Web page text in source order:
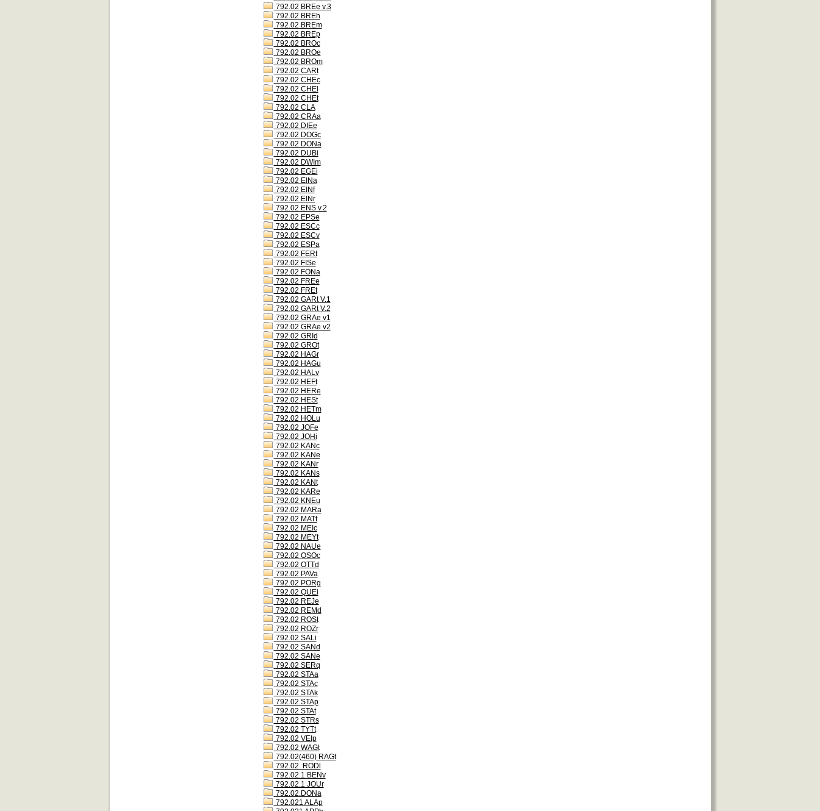
792.02 BREe v.3
792.02 BREh
792.02 BREm
792.02 BREp
792.02 BROc
792.02 BROe
792.02 BROm
792.02 CARt
792.02 CHEc
792.02 CHEl
792.02 CHEt
792.02 CLA
792.02 CRAa
792.02 DIEe
792.02 DOGc
792.02 DONa
792.02 DUBi
792.02 DWIm
792.02 EGEi
792.02 EINa
792.02 EINf
792.02 EINr
792.02 ENS v.2
792.02 EPSe
792.02 ESCc
792.02 ESCv
792.02 ESPa
792.02 FERt
792.02 FISe
792.02 FONa
792.02 FREe
792.02 FREt
792.02 GARt V.1
792.02 GARt V.2
792.02 GRAe v1
792.02 GRAe v2
792.02 GRId
792.02 GROt
792.02 HAGr
792.02 HAGu
792.02 HALv
792.02 HEFt
792.02 HERe
792.02 HESt
792.02 HETm
792.02 HOLu
792.02 JOFe
792.02 JOHi
792.02 KANc
792.02 KANe
792.02 KANr
792.02 KANs
792.02 KANt
792.02 KARe
792.02 KNEu
792.02 MARa
792.02 MATt
792.02 MEIc
792.02 MEYt
792.02 NAUe
792.02 OSOc
792.02 OTTd
792.02 PAVa
792.02 PORg
792.02 QUEi
792.02 REJe
792.02 REMd
792.02 ROSt
792.02 ROZr
792.02 SALi
792.02 SANd
792.02 SANe
792.02 SERq
792.02 STAa
792.02 STAc
792.02 STAk
792.02 STAp
792.02 STAt
792.02 STRs
792.02 TYTt
792.02 VEIp
792.02 WAGt
792.02(460) RAGt
792.02. RODl
792.02.1 BENv
792.02.1 JOUr
792.02.DONa
792.021 ALAp